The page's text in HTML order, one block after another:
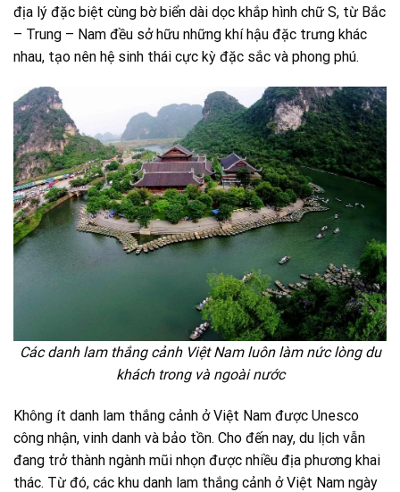
địa lý đặc biệt cùng bờ biển dài dọc khắp hình chữ S, từ Bắc
– Trung – Nam đều sở hữu những khí hậu đặc trưng khác
nhau, tạo nên hệ sinh thái cực kỳ đặc sắc và phong phú.
Các danh lam thắng cảnh Việt Nam luôn làm nức lòng du
khách trong và ngoài nước
Không ít danh lam thắng cảnh ở Việt Nam được Unesco
công nhận, vinh danh và bảo tồn. Cho đến nay, du lịch vẫn
đang trở thành ngành mũi nhọn được nhiều địa phương khai
thác. Từ đó, các khu danh lam thắng cảnh ở Việt Nam ngày